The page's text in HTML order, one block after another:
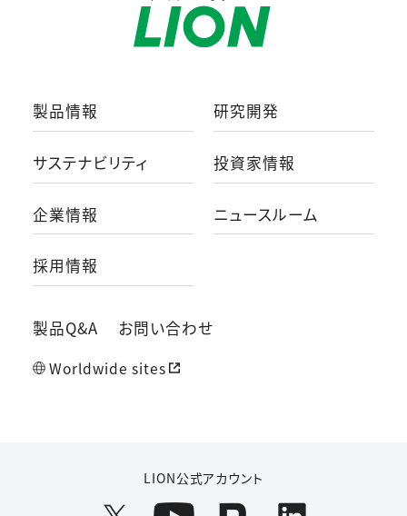
製品情報 研究開発
サステナビリティ 投資家情報
企業情報 ニュースルーム
採用情報
製品Q&A お問い合わせ
Worldwide sites
LION公式アカウント